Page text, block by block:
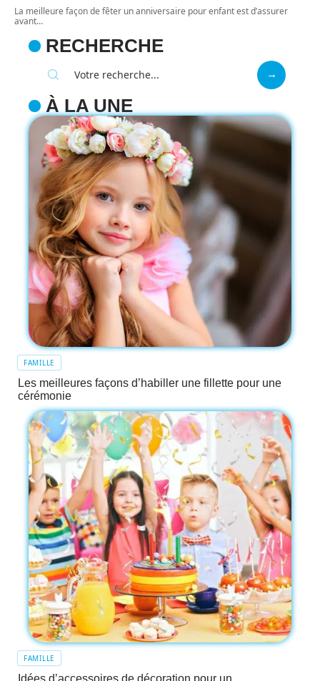
La meilleure façon de fêter un anniversaire pour enfant est d’assurer
avant…
RECHERCHE
À LA UNE
FAMILLE
Les meilleures façons d’habiller une fillette pour une
cérémonie
FAMILLE
Idées d’accessoires de décoration pour un